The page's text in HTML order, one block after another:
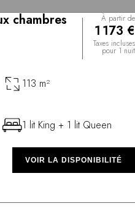
chambres À partir de
1 173 €
Taxes incluses
pour 1 nuit
113 m²
1 lit King + 1 lit Queen
VOIR LA DISPONIBILITÉ